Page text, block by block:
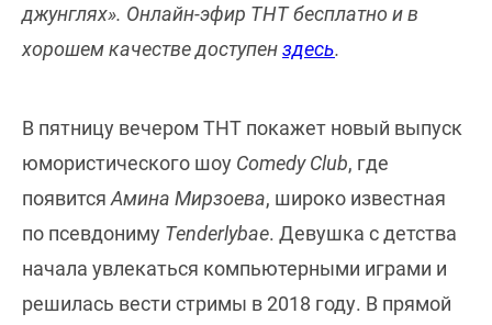
джунглях». Онлайн-эфир ТНТ бесплатно и в
хорошем качестве доступенздесь.
В пятницу вечером ТНТ покажет новый выпуск
юмористического шоу Comedy Club, где
появится Амина Мирзоева, широко известная
по псевдониму Tenderlybae. Девушка с детства
начала увлекаться компьютерными играми и
решилась вести стримы в 2018 году. В прямой